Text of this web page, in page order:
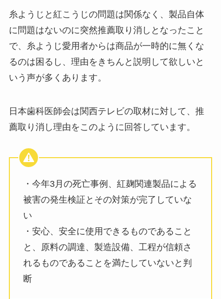
糸ようじと紅こうじの問題は関係なく、製品自体
に問題はないのに突然推薦取り消しとなったこと
で、糸ようじ愛用者からは商品が一時的に無くな
るのは困るし、理由をきちんと説明して欲しいと
いう声が多くあります。
日本歯科医師会は関西テレビの取材に対して、推
薦取り消し理由をこのように回答しています。
・今年3月の死亡事例、紅麹関連製品による
被害の発生検証とその対策が完了していな
い
・安心、安全に使用できるものであること
と、原料の調達、製造設備、工程が信頼さ
れるものであることを満たしていないと判
断